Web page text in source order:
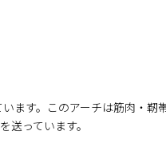
ます。このアーチは筋肉・靭
っています。